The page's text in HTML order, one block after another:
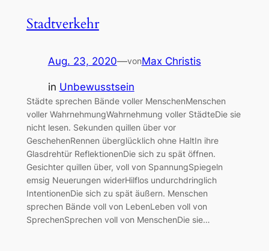
Stadtverkehr
Aug. 23, 2020—vonMax Christis
in Unbewusstsein
Städte sprechen Bände voller MenschenMenschen
voller WahrnehmungWahrnehmung voller StädteDie sie
nicht lesen. Sekunden quillen über vor
GeschehenRennen überglücklich ohne HaltIn ihre
Glasdrehtür ReflektionenDie sich zu spät öffnen.
Gesichter quillen über, voll von SpannungSpiegeln
emsig Neuerungen widerHilflos undurchdringlich
IntentionenDie sich zu spät äußern. Menschen
sprechen Bände voll von LebenLeben voll von
SprechenSprechen voll von MenschenDie sie…